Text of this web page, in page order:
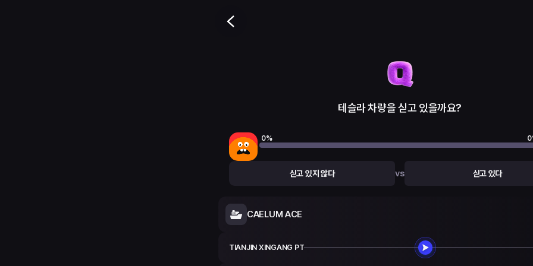
테슬라 차량을 싣고 있을까요?
0% 0
싣고 있지 않다 vs 싣고 있다
CAELUM ACE
TIANJIN XINGANG PT